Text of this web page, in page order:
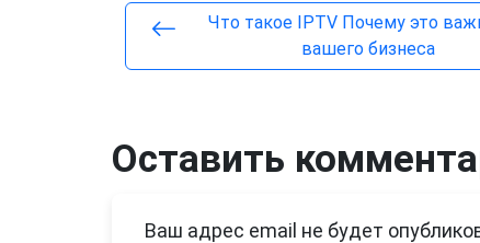
Что такое IPTV Почему это
вашего бизнеса
Оставить
Ваш адрес email не будет